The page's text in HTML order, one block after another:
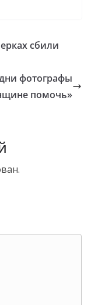
сбили
фотографы
помочь»